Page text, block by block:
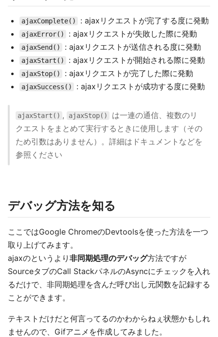
ajaxComplete() : ajaxリクエストが完了する度に発動
ajaxError() : ajaxリクエストが失敗した際に発動
ajaxSend() : ajaxリクエストが送信される度に発動
ajaxStart() : ajaxリクエストが開始される際に発動
ajaxStop() : ajaxリクエストが完了した際に発動
ajaxSuccess() : ajaxリクエストが成功する度に発動
ajaxStart() , ajaxStop()
は一連の通信、複数のリ
クエストをまとめて実行するときに使用します（その
ため引数はありません）。詳細はドキュメントなどを
参照ください
デバッグ方法を知る
ここではGoogle ChromeのDevtoolsを使った方法を一つ
取り上げてみます。
ajaxのというより 非同期処理のデバッグ方法ですが
SourceタブのCall StackパネルのAsyncにチェックを入れ
るだけで、非同期処理を含んだ呼び出し元関数を記録する
ことができます。
テキストだけだと何言ってるのかわからねぇ状態かもしれ
ませんので、Gifアニメを作成してみました。